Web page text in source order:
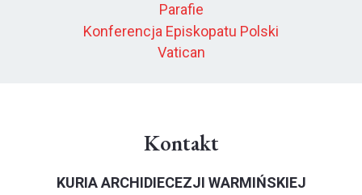
Parafie
Konferencja Episkopatu Polski
Vatican
Kontakt
KURIA ARCHIDIECEZJI WARMIŃSKIEJ